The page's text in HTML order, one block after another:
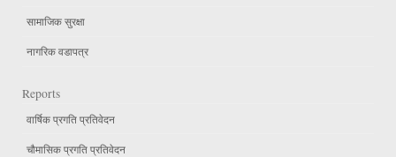
सामाजिक सुरक्षा
नागरिक वडापत्र
Reports
वार्षिक प्रगति प्रतिवेदन
चौमासिक प्रगति प्रतिवेदन